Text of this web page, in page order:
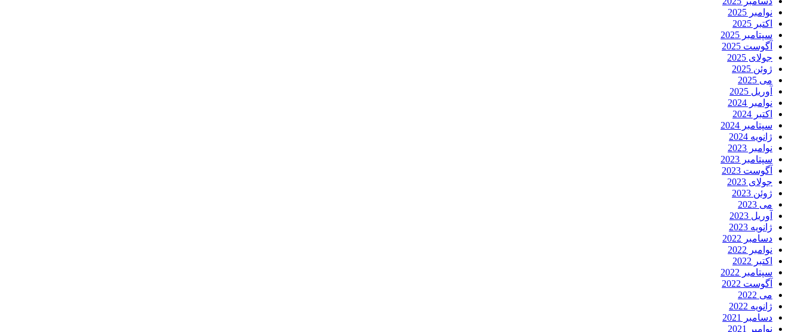
نوامبر 2025
اکتبر 2025
سپتامبر 2025
آگوست 2025
جولای 2025
ژوئن 2025
می 2025
آوریل 2025
نوامبر 2024
اکتبر 2024
سپتامبر 2024
ژانویه 2024
نوامبر 2023
سپتامبر 2023
آگوست 2023
جولای 2023
ژوئن 2023
می 2023
آوریل 2023
ژانویه 2023
دسامبر 2022
نوامبر 2022
اکتبر 2022
سپتامبر 2022
آگوست 2022
می 2022
ژانویه 2022
دسامبر 2021
نوامبر 2021